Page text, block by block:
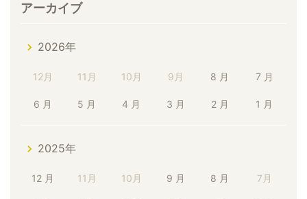
アーカイブ
2026年
12月 11月 10月 9月 8 月 7 月
6 月 5 月 4 月 3 月 2 月 1 月
2025年
12 月 11月 10月 9 月 8 月 7月